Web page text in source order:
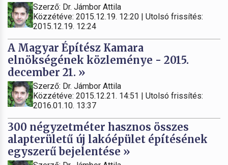
Szerző: Dr. Jámbor Attila
Közzétéve: 2015.12.19. 12:20 | Utolsó frissítés:
2015.12.19. 12:24
A Magyar Építész Kamara
elnökségének közleménye - 2015.
december 21. »
Szerző: Dr. Jámbor Attila
Közzétéve: 2015.12.21. 14:51 | Utolsó frissítés:
2016.01.10. 13:37
300 négyzetméter hasznos összes
alapterületű új lakóépület építésének
egyszerű bejelentése »